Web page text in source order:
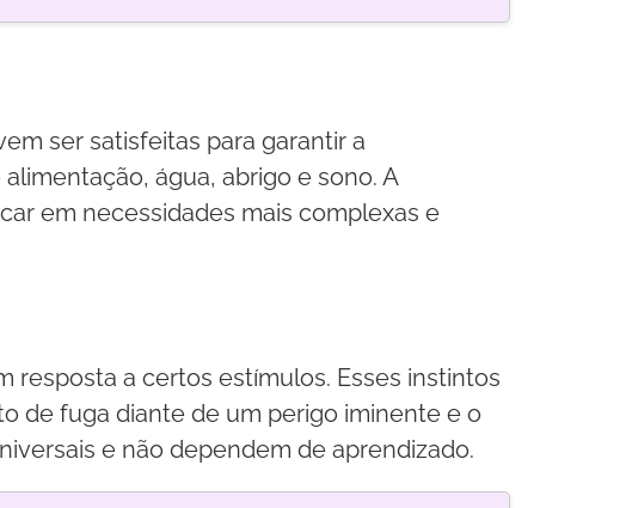
ser satisfeitas para garantir a
água, abrigo e sono. A
em necessidades mais complexas e
a certos estímulos. Esses instintos
de fuga diante de um perigo iminente e o
e não dependem de aprendizado.